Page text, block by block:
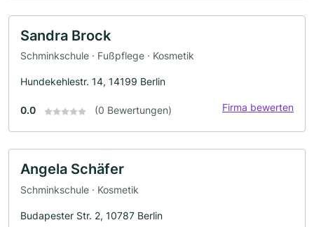
Sandra Brock
Schminkschule · Fußpflege · Kosmetik
Hundekehlestr. 14, 14199 Berlin
0.0 (0 Bewertungen) Firma bewerten
Angela Schäfer
Schminkschule · Kosmetik
Budapester Str. 2, 10787 Berlin